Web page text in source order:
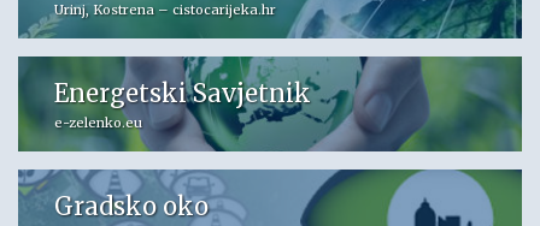
Urinj, Kostrena – cistocarijeka.hr
Energetski Savjetnik
e-zelenko.eu
Gradsko oko